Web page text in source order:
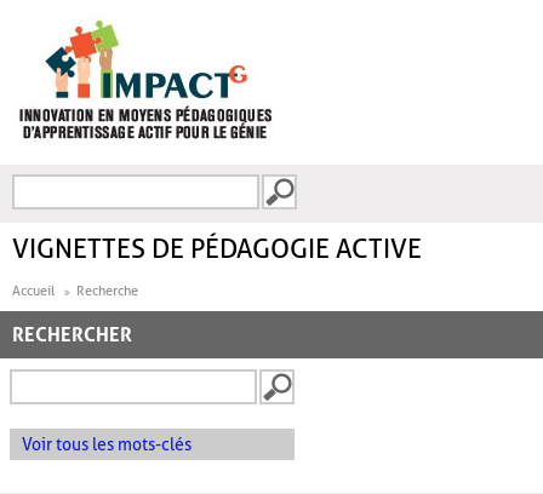
FORMULAIRE DE
VIGNETTES DE PÉDAGOGIE ACTIVE
Accueil Recherche
RECHERCHER
Voir tous les mots-clés